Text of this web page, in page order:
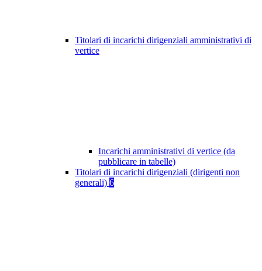
Titolari di incarichi dirigenziali amministrativi di
vertice
Incarichi amministrativi di vertice (da
pubblicare in tabelle)
Titolari di incarichi dirigenziali (dirigenti non
generali) 6